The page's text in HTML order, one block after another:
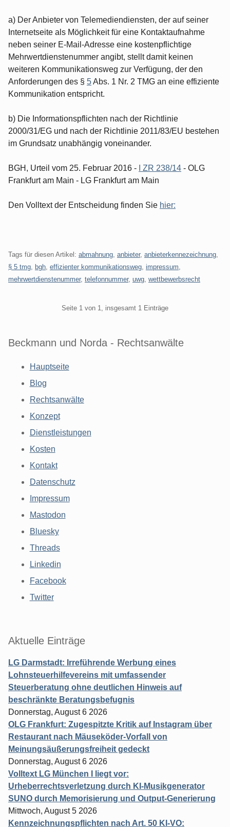
a) Der Anbieter von Telemediendiensten, der auf seiner
Internetseite als Möglichkeit für eine Kontaktaufnahme
neben seiner E-Mail-Adresse eine kostenpflichtige
Mehrwertdienstenummer angibt, stellt damit keinen
weiteren Kommunikationsweg zur Verfügung, der den
Anforderungen des § 5Abs. 1 Nr. 2 TMG an eine effiziente
Kommunikation entspricht.
b) Die Informationspflichten nach der Richtlinie
2000/31/EG und nach der Richtlinie 2011/83/EU bestehen
im Grundsatz unabhängig voneinander.
BGH, Urteil vom 25. Februar 2016 - I ZR 238/14 - OLG
Frankfurt am Main - LG Frankfurt am Main
Den Volltext der Entscheidung finden Sie hier:
Tags für diesen Artikel: abmahnung anbieter, anbieterkennezeichnung
§ 5 tmg
bgh effizienter kommunikationsweg impressum
mehrwertdienstenummer, telefonnummer, uwg wettbewerbsrecht
Seite 1 von 1, insgesamt 1 Einträge
Beckmann und Norda - Rechtsanwälte
Hauptseite
Blog
Rechtsanwälte
Konzept
Dienstleistungen
Kosten
Kontakt
Datenschutz
Impressum
Mastodon
Bluesky
Threads
Linkedin
Facebook
Twitter
Aktuelle Einträge
LG Darmstadt: Irreführende Werbung eines
Lohnsteuerhilfevereins mit umfassender
Steuerberatung ohne deutlichen Hinweis auf
beschränkte Beratungsbefugnis
Donnerstag, August 6 2026
OLG Frankfurt: Zugespitzte Kritik auf Instagram über
Restaurant nach Mäuseköder-Vorfall von
Meinungsäußerungsfreiheit gedeckt
Donnerstag, August 6 2026
Volltext LG München I liegt vor:
Urheberrechtsverletzung durch KI-Musikgenerator
SUNO durch Memorisierung und Output-Generierung
Mittwoch, August 5 2026
Kennzeichnungspflichten nach Art. 50 KI-VO: